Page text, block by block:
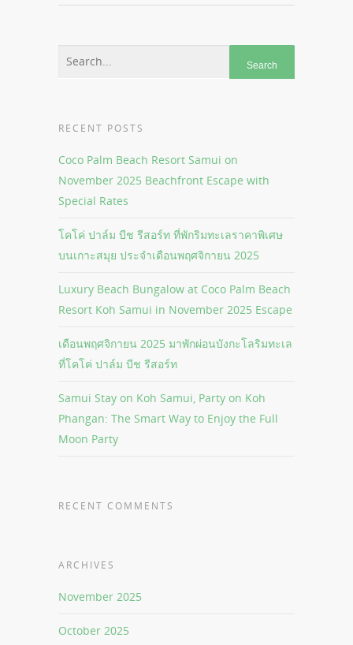
RECENT POSTS
Coco Palm Beach Resort Samui on
November 2025 Beachfront Escape with
Special Rates
โคโค่ ปาล์ม บีช รีสอร์ท ที่พักริมทะเลราคาพิเศษ
บนเกาะสมุย ประจำเดือนพฤศจิกายน 2025
Luxury Beach Bungalow at Coco Palm Beach
Resort Koh Samui in November 2025 Escape
เดือนพฤศจิกายน 2025 มาพักผ่อนบังกะโลริมทะเล
ที่โคโค่ ปาล์ม บีช รีสอร์ท
Samui Stay on Koh Samui, Party on Koh
Phangan: The Smart Way to Enjoy the Full
Moon Party
RECENT COMMENTS
ARCHIVES
November 2025
October 2025